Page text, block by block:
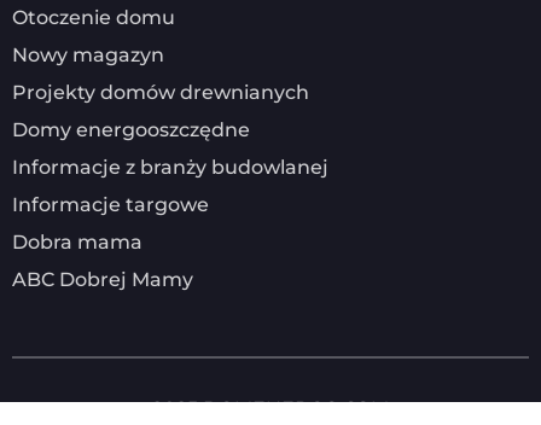
Otoczenie domu
Nowy magazyn
Projekty domów drewnianych
Domy energooszczędne
Informacje z branży budowlanej
Informacje targowe
Dobra mama
ABC Dobrej Mamy
2025DOMENERGO.COM